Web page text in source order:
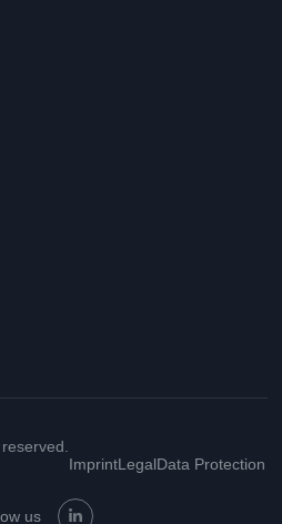
ImprintLegalData Protection
us